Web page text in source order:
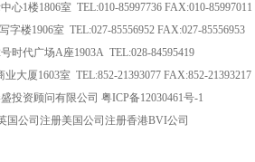
1楼1806室 TEL:010-85997736 FAX:010-85997011
楼1906室 TEL:027-85556952 FAX:027-85556953
时代广场A座1903A TEL:028-84595419
大厦1603室 TEL:852-21393077 FAX:852-21393217
投资顾问有限公司 粤ICP备12030461号-1
国公司 注册美国公司 注册香港BVI公司